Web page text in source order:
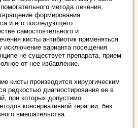
метода лечения,
формирования
и его последующего
самостоятельного и
кисты антибиотик применяться
исключение варианта посещения
не существует препарата, прием
от нее избавление.
кисты производится хирургическим
редкостью диагностирования ее в
при которых допустимо
консервативной терапии, без
вмешательства.